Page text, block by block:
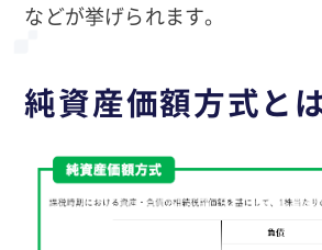
などが挙げられます。
純資産価額方式と